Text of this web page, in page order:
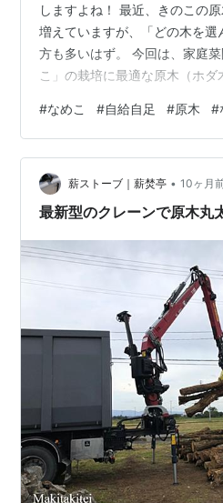
しますよね！ 最近、きのこの
増えていますが、「どの木を選
方も多いはず。 今回は、家庭
こ」の栽培に最適な原木（ホダ
こ 1袋 成城石井 Amazon なめ
鍵！ なめこ栽培は、原木の中
を育ててきのこを発生させる
が、収穫量やホダ木が使える年
します。 なめこは特に水分を
#なめこ #自給自足 #原木 #
薪ストーブ｜薪焚亭 • 10ヶ月
最新型のクレーンで原木丸